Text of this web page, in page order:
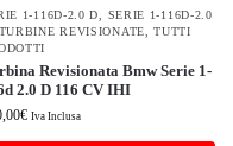
1-116D-2.0 D
SERIE 1-116D-2.0
TURBINE REVISIONATE ,TUTTI
Revisionata Bmw Serie 1-
2.0 D 116 CV IHI
€ Iva Inclusa